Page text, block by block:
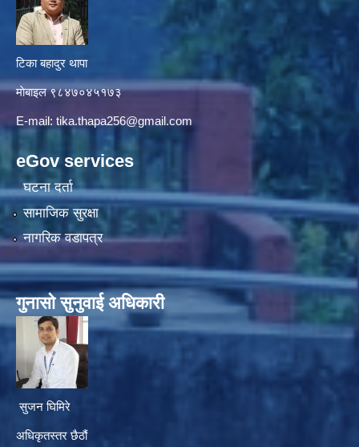
टिका बहादुर थापा
माे‍बाइल ९८४७०४५१७३
E-mail: tika.thapa256@gmail.com
eGov services
घटना दर्ता
सामाजिक सुरक्षा
नागरिक वडापत्र
गुनासाे सुनुवाई अधिकारी
सुजन घिमिरे
अधिकृतस्तर छैठौं‌